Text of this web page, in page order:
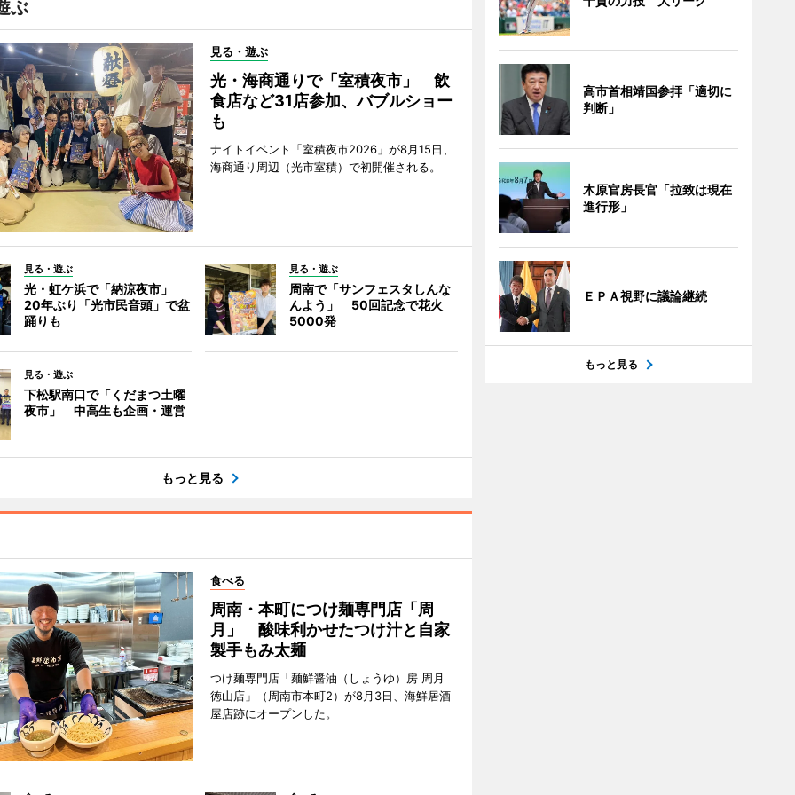
ぶ
見る・遊ぶ
光・海商通りで「室積夜市」 飲
食店など31店参加、バブルショー
も
ナイトイベント「室積夜市2026」が8月15日、
海商通り周辺（光市室積）で初開催される。
見る・遊ぶ
光・虹ケ浜で「納涼夜市」
20年ぶり「光市民音頭」で盆
踊りも
見る・遊ぶ
周南で「サンフェスタしんな
んよう」 50回記念で花火
5000発
見る・遊ぶ
下松駅南口で「くだまつ土曜
夜市」 中高生も企画・運営
もっと見る
食べる
周南・本町につけ麺専門店「周
月」 酸味利かせたつけ汁と自家
製手もみ太麺
つけ麺専門店「麺鮮醤油（しょうゆ）房 周月
徳山店」（周南市本町2）が8月3日、海鮮居酒
屋店跡にオープンした。
高市首相靖国参拝「適切に
判断」
木原官房長官「拉致は現在
進行形」
ＥＰＡ視野に議論継続
もっと見る